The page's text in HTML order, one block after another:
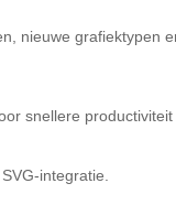
nieuwe grafiektypen
snellere
integratie.